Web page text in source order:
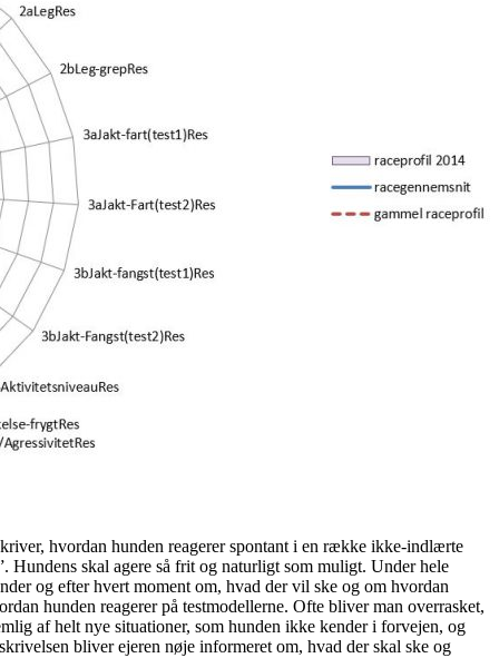
hvordan hunden reagerer spontant i en række ikke-indlærte
Hundens skal agere så frit og naturligt som muligt. Under hele
og efter hvert moment om, hvad der vil ske og om hvordan
hunden reagerer på testmodellerne. Ofte bliver man overrasket,
af helt nye situationer, som hunden ikke kender i forvejen, og
bliver ejeren nøje informeret om, hvad der skal ske og